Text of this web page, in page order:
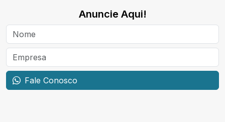
Anuncie Aqui!
Fale Conosco